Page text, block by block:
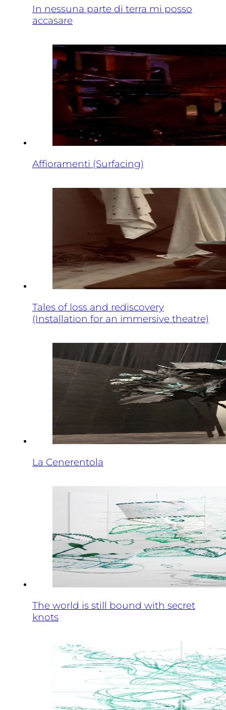
In nessuna parte di terra mi posso
accasare
Affioramenti (Surfacing)
Tales of loss and rediscovery
(Installation for an immersive theatre)
La Cenerentola
The world is still bound with secret
knots